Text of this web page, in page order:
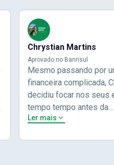
Chrystian Martins
Aprovado no Banrisul
Mesmo passando por
financeira complicada,
decidiu focar nos seus
tempo tempo antes da
prova.Determinou o que
Ler mais